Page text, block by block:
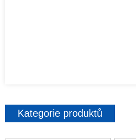
Kategorie produktů